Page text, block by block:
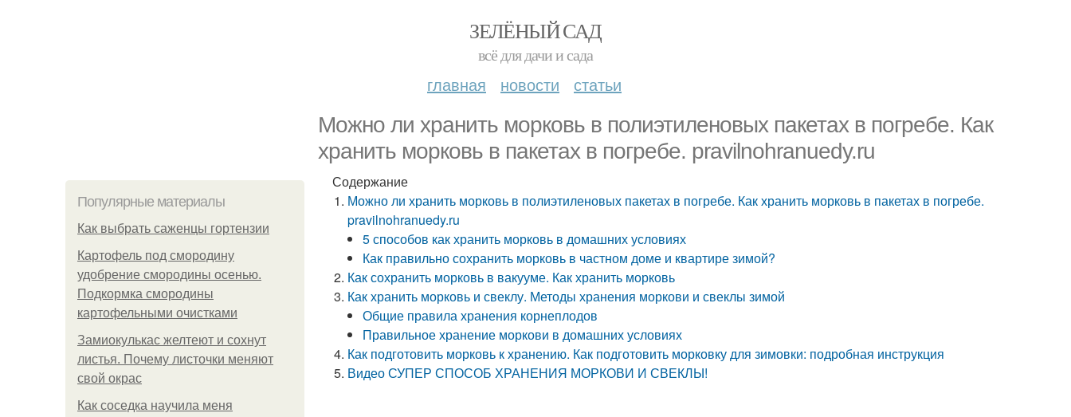
ЗЕЛЁНЫЙ САД
всё для дачи и сада
главная новости статьи
Можно ли хранить морковь в полиэтиленовых пакетах в погребе. Как
хранить морковь в пакетах в погребе. pravilnohranuedy.ru
Популярные материалы
Как выбрать саженцы гортензии
Картофель под смородину
удобрение смородины осенью.
Подкормка смородины
картофельными очистками
Замиокулькас желтеют и сохнут
листья. Почему листочки меняют
свой окрас
Как соседка научила меня
Содержание
Можно ли хранить морковь в полиэтиленовых пакетах в погребе. Как хранить морковь в пакетах в погребе.
pravilnohranuedy.ru
5 способов как хранить морковь в домашних условиях
Как правильно сохранить морковь в частном доме и квартире зимой?
Как сохранить морковь в вакууме. Как хранить морковь
Как хранить морковь и свеклу. Методы хранения моркови и свеклы зимой
Общие правила хранения корнеплодов
Правильное хранение моркови в домашних условиях
Как подготовить морковь к хранению. Как подготовить морковку для зимовки: подробная инструкция
Видео СУПЕР СПОСОБ ХРАНЕНИЯ МОРКОВИ И СВЕКЛЫ!